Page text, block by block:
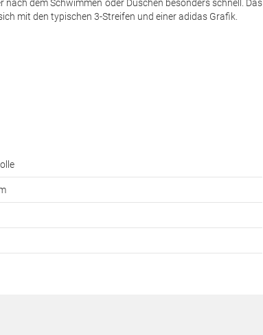
dem Schwimmen oder Duschen besonders schnell. Das
mit den typischen 3-Streifen und einer adidas Grafik.